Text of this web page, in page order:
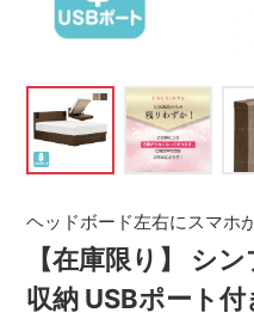
【在庫限り】 シ
収納 USBポート
ヘッドボード左右にスマホ